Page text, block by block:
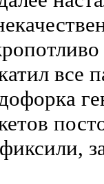
все